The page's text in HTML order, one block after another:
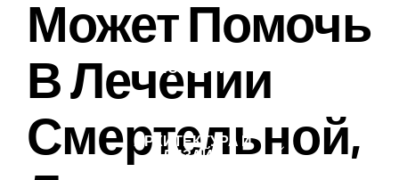
НОВОСТИ
АРХИТЕКТУРА И
ДИЗАЙН
Может Помочь
В Лечении
Смертельной,